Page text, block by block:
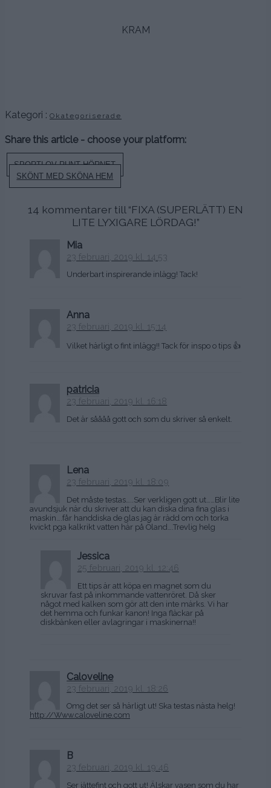
KRAM
Kategori : Okategoriserade
Share this article - choose your platform:
Inläggsnavigering
SPORTLOV RUNT HÖRNET
SKÖNT MED SKÖNA HEM
14 kommentarer till “FIXA (SUPERLÄTT) EN
LITE LYXIGARE LÖRDAG!”
Mia
23 februari, 2019 kl. 14:53
Underbart inspirerande inlägg! Tack!
Anna
23 februari, 2019 kl. 15:14
Vilket härligt o fint inlägg!! Tack för inspo o tips 👍
patricia
23 februari, 2019 kl. 16:18
Det är såååå gott och som du skriver så enkelt.
Lena
23 februari, 2019 kl. 18:09
Det måste testas…..Ser verkligen gott ut……Blir lite
avundsjuk när du skriver att du kan diska dina fina glas i
maskin….får handdiska de glas jag är rädd om och torka
kvickt pga kalkrikt vatten här på Öland….Trevlig helg
Jessica
25 februari, 2019 kl. 12:46
Ett tips är att köpa en magnet som du
skruvar fast på inkommande vattenröret. Då sker
något med kalken som gör att den inte märks. Vi har
det hemma och funkar kanon! Inga fläckar på
diskbänken eller avlagringar i maskinerna!!
Caloveline
23 februari, 2019 kl. 18:26
Omg det ser så härligt ut! Ska testas nästa helg!
http://Www.caloveline.com
B
23 februari, 2019 kl. 19:46
Ser jättefint och gott ut! Älskar vasen som du har